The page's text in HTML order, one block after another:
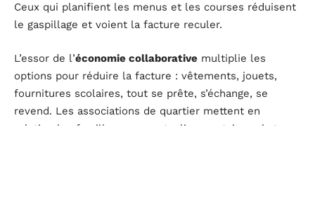
Ceux qui planifient les menus et les courses réduisent
le gaspillage et voient la facture reculer.
L’essor de l’économie collaborative multiplie les
options pour réduire la facture : vêtements, jouets,
fournitures scolaires, tout se prête, s’échange, se
revend. Les associations de quartier mettent en
relation les familles pour mutualiser certains achats,